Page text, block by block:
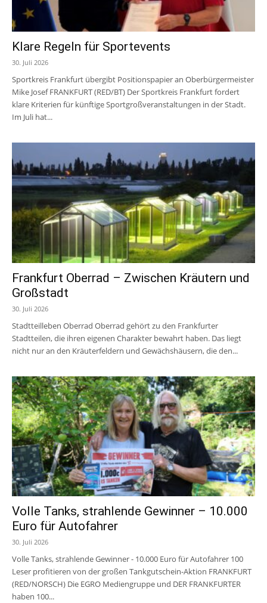
Klare Regeln für Sportevents
30. Juli 2026
Sportkreis Frankfurt übergibt Positionspapier an Oberbürgermeister
Mike Josef FRANKFURT (RED/BT) Der Sportkreis Frankfurt fordert
klare Kriterien für künftige Sportgroßveranstaltungen in der Stadt.
Im Juli hat...
Frankfurt Oberrad – Zwischen Kräutern und
Großstadt
30. Juli 2026
Stadtteilleben Oberrad Oberrad gehört zu den Frankfurter
Stadtteilen, die ihren eigenen Charakter bewahrt haben. Das liegt
nicht nur an den Kräuterfeldern und Gewächshäusern, die den...
Volle Tanks, strahlende Gewinner – 10.000
Euro für Autofahrer
30. Juli 2026
Volle Tanks, strahlende Gewinner - 10.000 Euro für Autofahrer 100
Leser profitieren von der großen Tankgutschein-Aktion FRANKFURT
(RED/NORSCH) Die EGRO Mediengruppe und DER FRANKFURTER
haben 100...